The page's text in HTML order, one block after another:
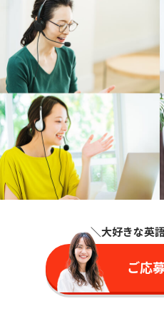
＼大好きな英
ご応